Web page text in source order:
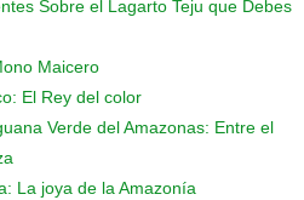
Sobre el Lagarto Teju que Debes
Maicero
El Rey del color
Verde del Amazonas: Entre el
La joya de la Amazonía